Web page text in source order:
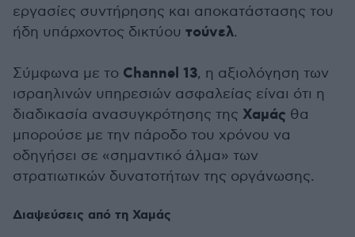
εργασίες συντήρησης και αποκατάστασης του
ήδη υπάρχοντος δικτύου τούνελ.
Σύμφωνα με το Channel 13, η αξιολόγηση των
ισραηλινών υπηρεσιών ασφαλείας είναι ότι η
διαδικασία ανασυγκρότησης της Χαμάς θα
μπορούσε με την πάροδο του χρόνου να
οδηγήσει σε «σημαντικό άλμα» των
στρατιωτικών δυνατοτήτων της οργάνωσης.
Διαψεύσεις από τη Χαμάς